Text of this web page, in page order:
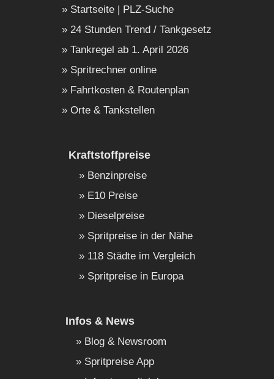
Startseite | PLZ-Suche
24 Stunden Trend / Tankgesetz
Tankregel ab 1. April 2026
Spritrechner online
Fahrtkosten & Routenplan
Orte & Tankstellen
Kraftstoffpreise
Benzinpreise
E10 Preise
Dieselpreise
Spritpreise in der Nähe
118 Städte im Vergleich
Spritpreise in Europa
Infos & News
Blog & Newsroom
Spritpreise App